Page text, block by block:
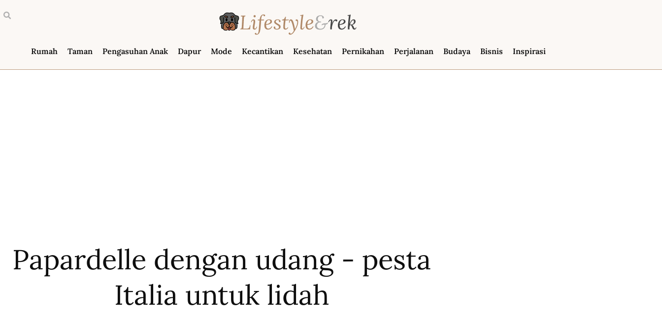
Rumah Taman Pengasuhan Anak Dapur Mode Kecantikan Kesehatan Pernikahan Perjalanan Budaya Bisnis Inspirasi
Papardelle dengan udang - pesta
Italia untuk lidah